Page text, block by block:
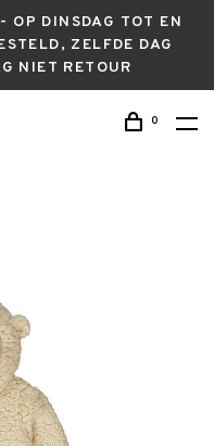
OP DINSDAG TOT EN
ZELFDE DAG
NIET RETOUR
0